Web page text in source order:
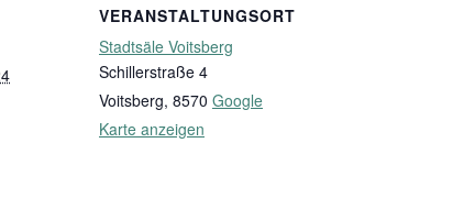
VERANSTALTUNGSORT
Stadtsäle Voitsberg
Schillerstraße 4
Voitsberg, 8570 Google
Karte anzeigen